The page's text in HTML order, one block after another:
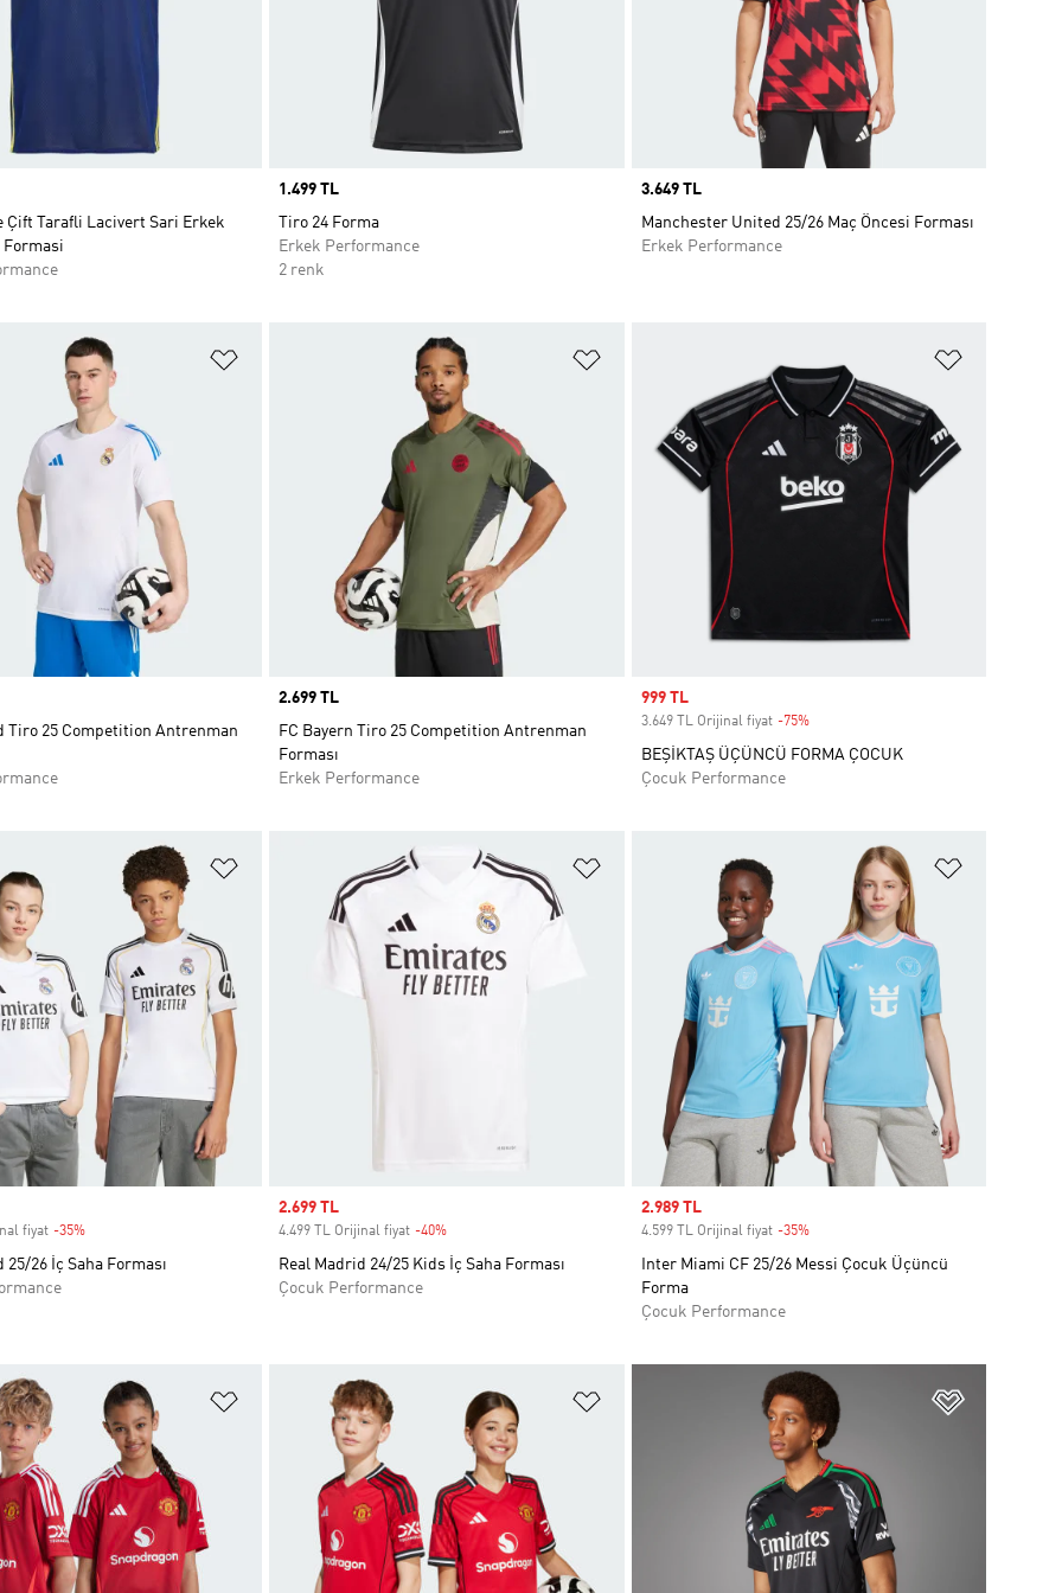
Çift Tarafli Lacivert Sari Erkek
Price
1.499 TL
Tiro 24 Forma
Erkek Performance
2 renk
Price
3.649 TL
Manchester United 25/26 Maç Öncesi Forması
Erkek Performance
Tiro 25 Competition Antrenman
Price
2.699 TL
FC Bayern Tiro 25 Competition Antrenman
Forması
Erkek Performance
Sale price
999 TL
3.649 TL Orijinal fiyat -75%Discount
BEŞİKTAŞ ÜÇÜNCÜ FORMA ÇOCUK
Çocuk Performance
Favori Listesine Ekle
fiyat -35%Discount
25/26 İç Saha Forması
Favori Listesine Ekle
Sale price
2.699 TL
4.499 TL Orijinal fiyat -40%
Real Madrid 24/25 Kids İç Saha Forması
Çocuk Performance
Sale price
2.989 TL
4.599 TL Orijinal fiyat -35%Discount
Inter Miami CF 25/26 Messi Çocuk Üçüncü
Forma
Çocuk Performance
Ekle Favori Listesine Ekle Favori Listesine Ekle